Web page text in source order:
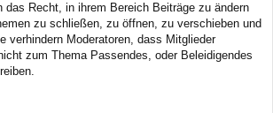
das Recht, in ihrem Bereich Beiträge zu ändern
zu schließen, zu öffnen, zu verschieben und
verhindern Moderatoren, dass Mitglieder
zum Thema Passendes, oder Beleidigendes